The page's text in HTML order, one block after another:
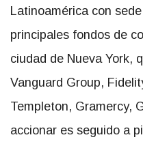
Latinoamérica con
principales fondos de
ciudad de Nueva York,
Vanguard Group,
Templeton, Gramercy,
accionar es seguido a